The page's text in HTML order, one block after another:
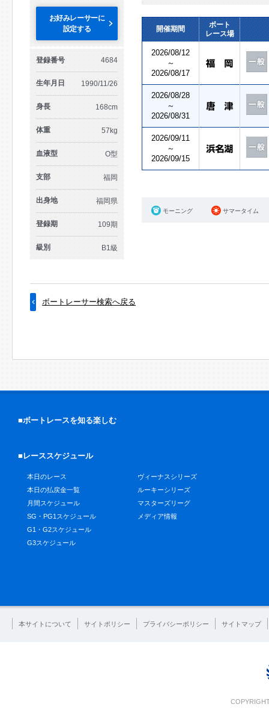
お好みレーサーに
設定する
登録番号 4684
生年月日 1990/11/26
身長 168cm
体重 57kg
血液型 O型
支部 福岡
出身地 福岡県
登録期 109期
級別 B1級
開催期間
ボート
レース場
2026/08/12
～
2026/08/17
2026/08/28
～
2026/08/31
2026/09/11
～
2026/09/15
モーニング サマータイム
ボートレーサー検索へ戻る
■ボートレースを知る楽しむ
■レーススケジュール
本日のレース
本日の払戻金一覧
月間スケジュール
SG・PG1スケジュール
G1・G2スケジュール
G3スケジュール
ヴィーナスシリーズ
ルーキーシリーズ
マスターズリーグ
メディア情報
本サイトについて サイトポリシー プライバシーポリシー サイトマップ